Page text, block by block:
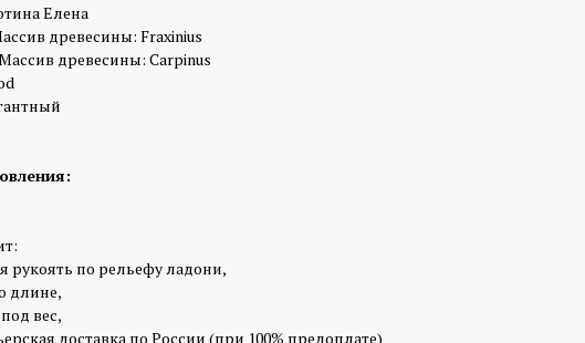
Елена
древесины: Fraxinius
древесины: Carpinus
рукоять по рельефу ладони,
длине,
вес,
доставка по России (при 100% предоплате)